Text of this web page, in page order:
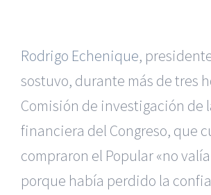
Rodrigo Echenique,
sostuvo, durante más de tres
Comisión de investigación de
financiera del Congreso, que
compraron el Popular «no
porque había perdido la